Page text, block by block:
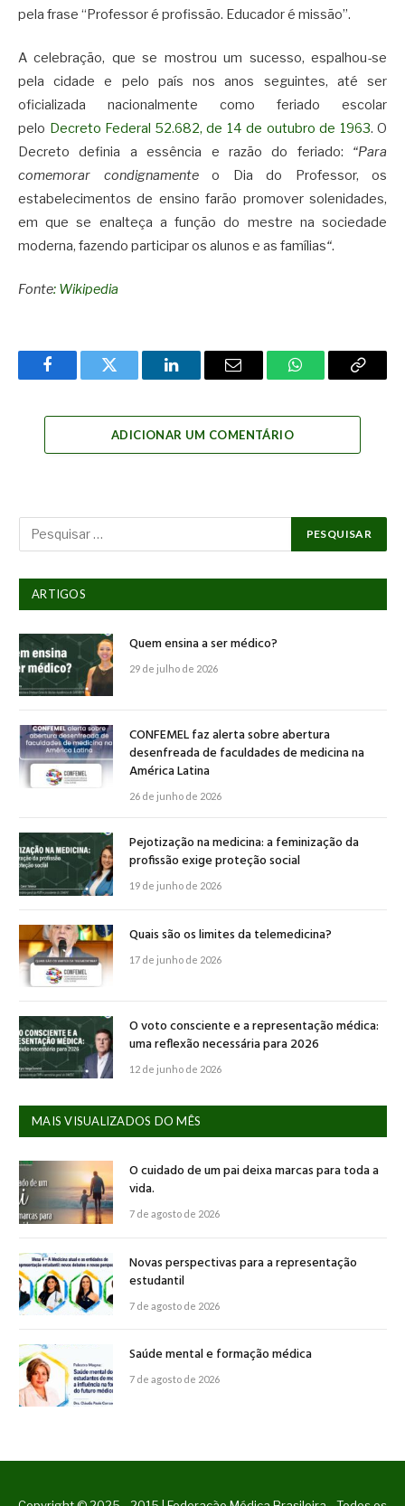
pela frase “Professor é profissão. Educador é missão”.
A celebração, que se mostrou um sucesso, espalhou-se
pela cidade e pelo país nos anos seguintes, até ser
oficializada nacionalmente como feriado escolar
pelo Decreto Federal 52.682, de 14 de outubro de 1963. O
Decreto definia a essência e razão do feriado: “Para
comemorar condignamente o Dia do Professor, os
estabelecimentos de ensino farão promover solenidades,
em que se enalteça a função do mestre na sociedade
moderna, fazendo participar os alunos e as famílias“.
Fonte: Wikipedia
FacebookTwitter LinkedInEmail WhatsAppCopy
ADICIONAR UM COMENTÁRIO
ARTIGOS
Quem ensina a ser médico?
29 de julho de 2026
CONFEMEL faz alerta sobre abertura
desenfreada de faculdades de medicina na
América Latina
26 de junho de 2026
Pejotização na medicina: a feminização da
profissão exige proteção social
19 de junho de 2026
Quais são os limites da telemedicina?
17 de junho de 2026
O voto consciente e a representação médica:
uma reflexão necessária para 2026
12 de junho de 2026
MAIS VISUALIZADOS DO MÊS
O cuidado de um pai deixa marcas para toda a
vida.
7 de agosto de 2026
Novas perspectivas para a representação
estudantil
7 de agosto de 2026
Saúde mental e formação médica
7 de agosto de 2026